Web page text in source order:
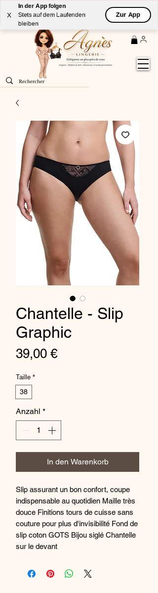
X
In der App folgen
Stets auf dem Laufenden
bleiben
Zur App
LivraisonGRATUITE (à partir de 59€) à domicile par
Colissimo en France métropolitaine
Chantelle - Slip
Graphic
39,00 €Preis
Taille *
38
Anzahl *
In den Warenkorb
Slip assurant un bon confort, coupe
indispensable au quotidien Maille très
douce Finitions tours de cuisse sans
couture pour plus d'invisibilité Fond de
slip coton GOTS Bijou siglé Chantelle
sur le devant
Slip en maille douce Insert de broderie
sur le devant, doublé de tulle Bonding